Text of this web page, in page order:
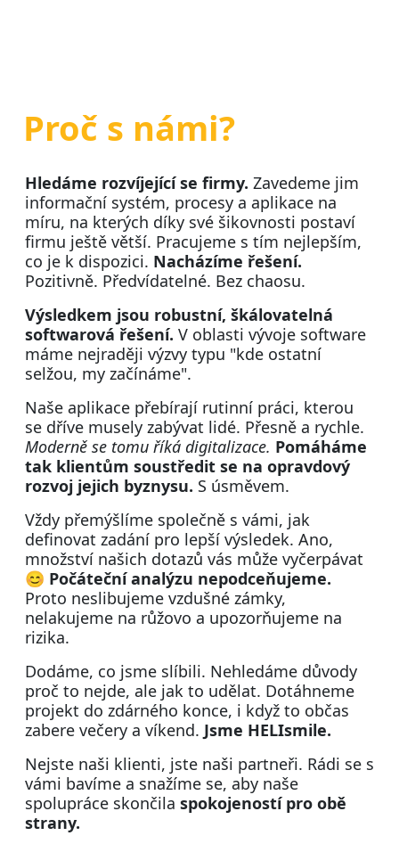
Proč s námi?
Hledáme rozvíjející se firmy. Zavedeme jim
informační systém, procesy a aplikace na
míru, na kterých díky své šikovnosti postaví
firmu ještě větší. Pracujeme s tím nejlepším,
co je k dispozici. Nacházíme řešení.
Pozitivně. Předvídatelné. Bez chaosu.
Výsledkem jsou robustní, škálovatelná
softwarová řešení. V oblasti vývoje software
máme nejraději výzvy typu "kde ostatní
selžou, my začínáme".
Naše aplikace přebírají rutinní práci, kterou
se dříve musely zabývat lidé. Přesně a rychle.
Moderně se tomu říká digitalizace. Pomáháme
tak klientům soustředit se na opravdový
rozvoj jejich byznysu. S úsměvem.
Vždy přemýšlíme společně s vámi, jak
definovat zadání pro lepší výsledek. Ano,
množství našich dotazů vás může vyčerpávat
😊 Počáteční analýzu nepodceňujeme.
Proto neslibujeme vzdušné zámky,
nelakujeme na růžovo a upozorňujeme na
rizika.
Dodáme, co jsme slíbili. Nehledáme důvody
proč to nejde, ale jak to udělat. Dotáhneme
projekt do zdárného konce, i když to občas
zabere večery a víkend. Jsme HELIsmile.
Nejste naši klienti, jste naši partneři. Rádi se s
vámi bavíme a snažíme se, aby naše
spolupráce skončila spokojeností pro obě
strany.